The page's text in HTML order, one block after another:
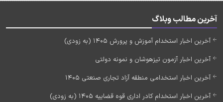
آخرین مطالب وبلاگ
آخرین اخبار استخدام آموزش و پرورش 1405 (به زودی)
آخرین اخبار آزمون تیزهوشان و نمونه دولتی
آخرین اخبار استخدامی منطقه آزاد تجاری صنعتی 1405
آخرین اخبار استخدام کادر اداری قوه قضاییه 1405 (به زودی)